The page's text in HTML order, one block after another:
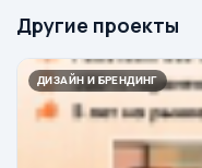
Другие проекты
ДИЗАЙН И БРЕНДИНГ